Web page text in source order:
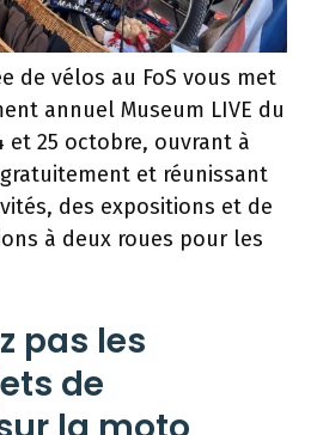
de vélos au FoS vous met
annuel Museum LIVE du
et 25 octobre, ouvrant à
et réunissant
des expositions et de
à deux roues pour les
pas les
de